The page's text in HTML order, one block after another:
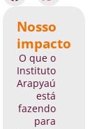
Nosso
impacto
O que o
Instituto
Arapyaú
está
fazendo
para